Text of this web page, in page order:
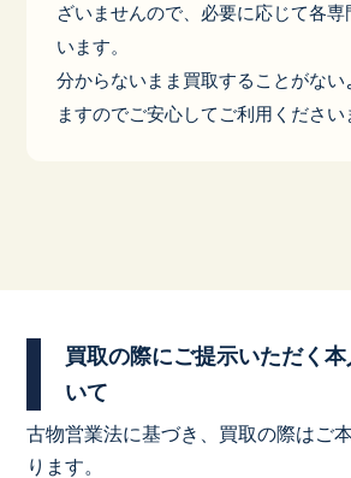
ざいませんので、必要に応じて各専
います。
分からないまま買取することがない
ますのでご安心してご利用ください
買取の際にご提示いただく
いて
古物営業法に基づき、買取の際はご
ります。